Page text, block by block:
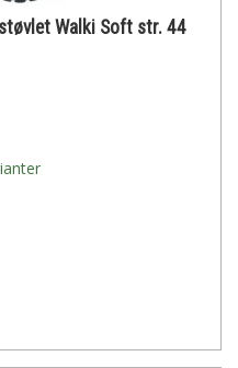
Walki Soft str. 44